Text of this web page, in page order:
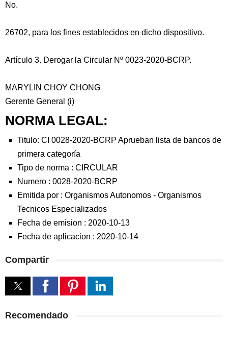
No.
26702, para los fines establecidos en dicho dispositivo.
Artículo 3. Derogar la Circular Nº 0023-2020-BCRP.
MARYLIN CHOY CHONG
Gerente General (i)
NORMA LEGAL:
Titulo: CI 0028-2020-BCRP Aprueban lista de bancos de
primera categoría
Tipo de norma : CIRCULAR
Numero : 0028-2020-BCRP
Emitida por : Organismos Autonomos - Organismos
Tecnicos Especializados
Fecha de emision : 2020-10-13
Fecha de aplicacion : 2020-10-14
Compartir
Recomendado